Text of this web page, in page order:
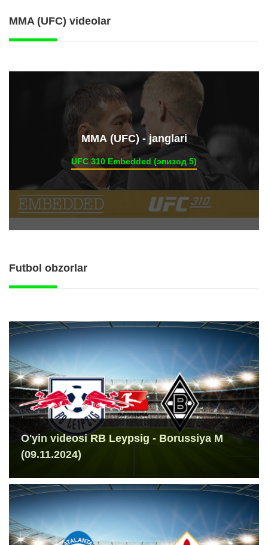
MMA (UFC) videolar
ММА (UFC) - janglari
UFC 310 Embedded (эпизод 5)
Futbol obzorlar
O'yin videosi RB Leypsig - Borussiya M
(09.11.2024)